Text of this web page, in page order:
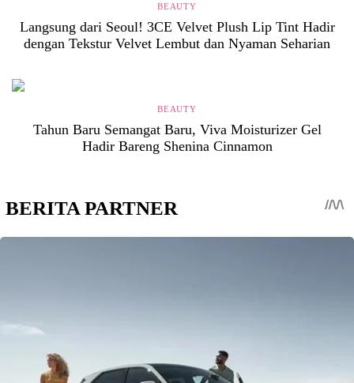
BEAUTY
Langsung dari Seoul! 3CE Velvet Plush Lip Tint Hadir
dengan Tekstur Velvet Lembut dan Nyaman Seharian
BEAUTY
Tahun Baru Semangat Baru, Viva Moisturizer Gel
Hadir Bareng Shenina Cinnamon